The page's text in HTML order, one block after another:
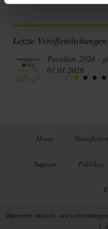
Letzte Veröffentlichungen
Preisliste 2026 -
01.01.2026
Home Neuigkeiten
Support Publikat.
Allgemeine Verkaufs- und